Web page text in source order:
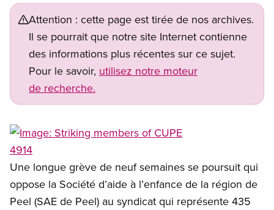
Attention : cette page est tirée de nos archives.
Il se pourrait que notre site Internet contienne
des informations plus récentes sur ce sujet.
Pour le savoir, utilisez notre moteur
de recherche.
Open image in modal
Une longue grève de neuf semaines se poursuit qui
oppose la Société d’aide à l’enfance de la région de
Peel (SAE de Peel) au syndicat qui représente 435